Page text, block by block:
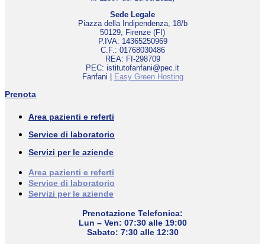
Sede Legale
Piazza della Indipendenza, 18/b
50129, Firenze (FI)
P.IVA: 14365250969
C.F.: 01768030486
REA: FI-298709
PEC: istitutofanfani@pec.it
Fanfani | Easy Green Hosting
Prenota
Area pazienti e referti
Service di laboratorio
Servizi per le aziende
Area pazienti e referti
Service di laboratorio
Servizi per le aziende
Prenotazione Telefonica:
Lun – Ven: 07:30 alle 19:00
Sabato: 7:30 alle 12:30